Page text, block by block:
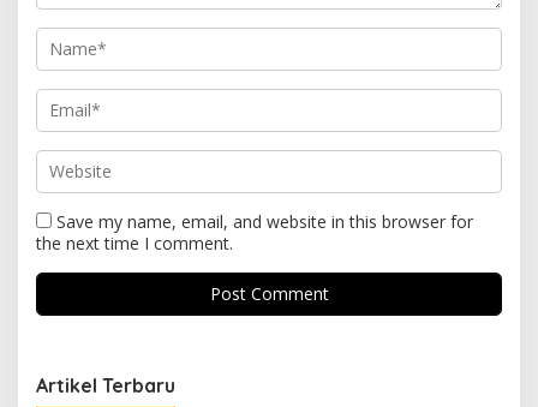
Save my name, email, and website in this browser for
the next time I comment.
Artikel Terbaru